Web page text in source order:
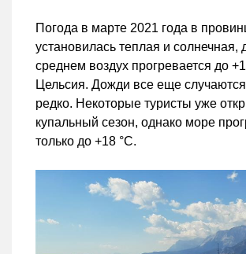
Погода в марте 2021 года в
установилась теплая и солнечная,
среднем воздух прогревается до
Цельсия. Дожди все еще
редко. Некоторые туристы уже
купальный сезон, однако море
только до +18 °С.